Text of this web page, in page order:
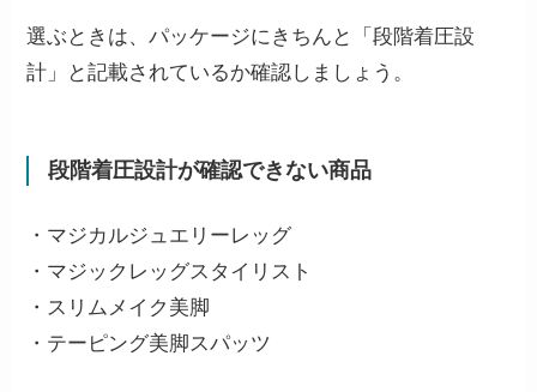
選ぶときは、パッケージにきちんと「段階着圧設
計」と記載されているか確認しましょう。
段階着圧設計が確認できない商品
・マジカルジュエリーレッグ
・マジックレッグスタイリスト
・スリムメイク美脚
・テーピング美脚スパッツ